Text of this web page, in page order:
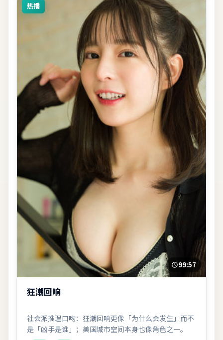
热播
99:57
狂潮回响
社会派推理口吻：狂潮回响更像「为什么会发生」而不
是「凶手是谁」；美国城市空间本身也像角色之一。